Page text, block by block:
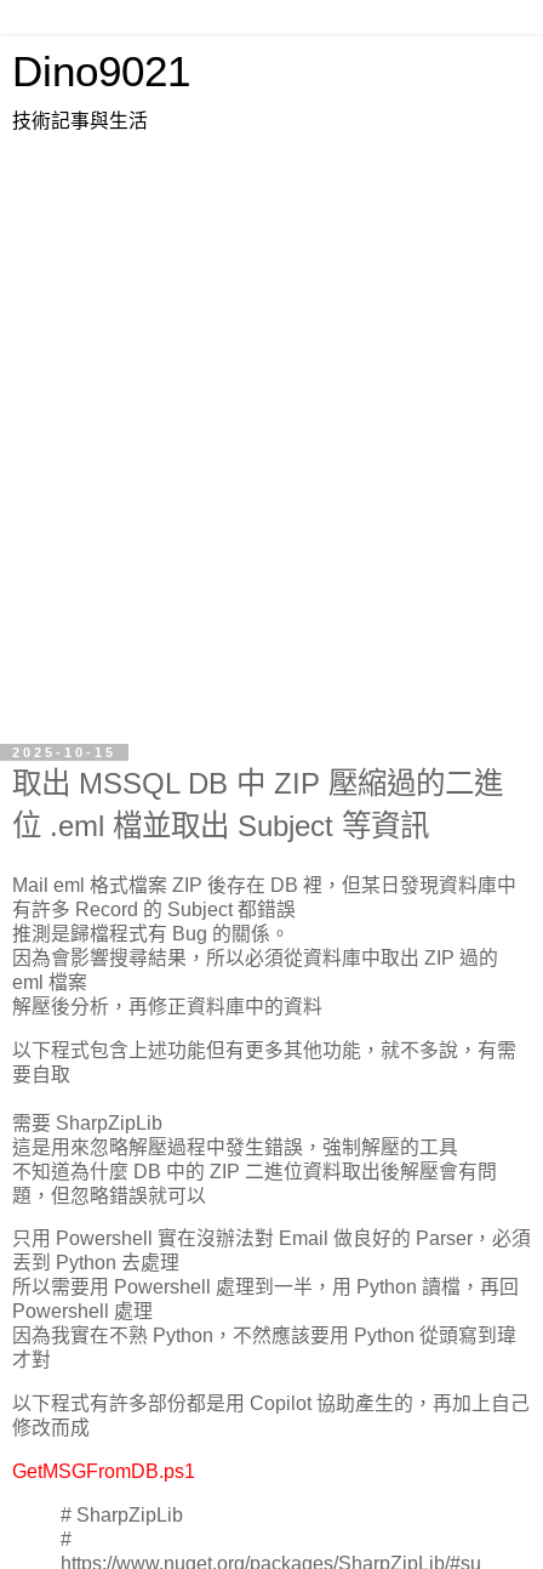
Dino9021
技術記事與生活
2025-10-15
取出 MSSQL DB 中 ZIP 壓縮過的二進
位 .eml 檔並取出 Subject 等資訊
Mail eml 格式檔案 ZIP 後存在 DB 裡，但某日發現資料庫中
有許多 Record 的 Subject 都錯誤
推測是歸檔程式有 Bug 的關係。
因為會影響搜尋結果，所以必須從資料庫中取出 ZIP 過的
eml 檔案
解壓後分析，再修正資料庫中的資料
以下程式包含上述功能但有更多其他功能，就不多說，有需
要自取
需要 SharpZipLib
這是用來忽略解壓過程中發生錯誤，強制解壓的工具
不知道為什麼 DB 中的 ZIP 二進位資料取出後解壓會有問
題，但忽略錯誤就可以
只用 Powershell 實在沒辦法對 Email 做良好的 Parser，必須
丟到 Python 去處理
所以需要用 Powershell 處理到一半，用 Python 讀檔，再回
Powershell 處理
因為我實在不熟 Python，不然應該要用 Python 從頭寫到瑋
才對
以下程式有許多部份都是用 Copilot 協助產生的，再加上自己
修改而成
GetMSGFromDB.ps1
# SharpZipLib
#
https://www.nuget.org/packages/SharpZipLib/#su